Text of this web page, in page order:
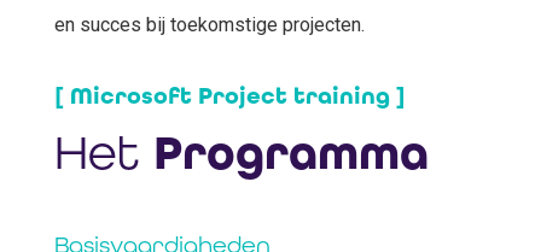
en succes bij toekomstige projecten.
[ Microsoft Project training ]
Het Programma
Basisvaardigheden